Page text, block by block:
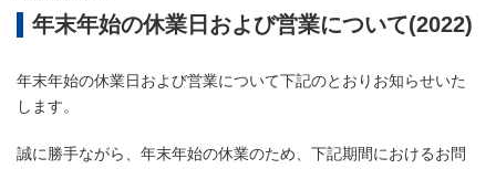
年末年始の休業日および営業について(2022)
年末年始の休業日および営業について下記のとおりお知らせいた
します。
誠に勝手ながら、年末年始の休業のため、下記期間におけるお問